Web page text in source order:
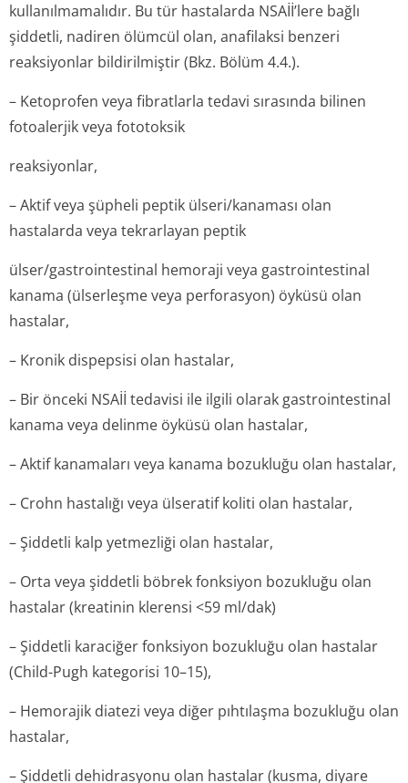
kullanılmamalıdır. Bu tür hastalarda NSAİİ’lere bağlı
şiddetli, nadiren ölümcül olan, anafilaksi benzeri
reaksiyonlar bildirilmiştir (Bkz. Bölüm 4.4.).
– Ketoprofen veya fibratlarla tedavi sırasında bilinen
fotoalerjik veya fototoksik
reaksiyonlar,
– Aktif veya şüpheli peptik ülseri/kanaması olan
hastalarda veya tekrarlayan peptik
ülser/gastroin­testinal hemoraji veya gastrointestinal
kanama (ülserleşme veya perforasyon) öyküsü olan
hastalar,
– Kronik dispepsisi olan hastalar,
– Bir önceki NSAİİ tedavisi ile ilgili olarak gastrointestinal
kanama veya delinme öyküsü olan hastalar,
– Aktif kanamaları veya kanama bozukluğu olan hastalar,
– Crohn hastalığı veya ülseratif koliti olan hastalar,
– Şiddetli kalp yetmezliği olan hastalar,
– Orta veya şiddetli böbrek fonksiyon bozukluğu olan
hastalar (kreatinin klerensi <59 ml/dak)
– Şiddetli karaciğer fonksiyon bozukluğu olan hastalar
(Child-Pugh kategorisi 10–15),
– Hemorajik diatezi veya diğer pıhtılaşma bozukluğu olan
hastalar,
– Şiddetli dehidrasyonu olan hastalar (kusma, diyare